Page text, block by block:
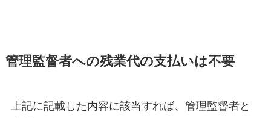
管理監督者への残業代の支払いは不要
上記に記載した内容に該当すれば、管理監督者と